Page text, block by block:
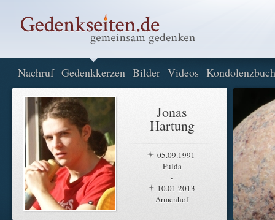
Nachruf Gedenkkerzen Bilder Videos Kondolenzbuch
Jonas
Hartung
05.09.1991
Fulda
-
10.01.2013
Armenhof